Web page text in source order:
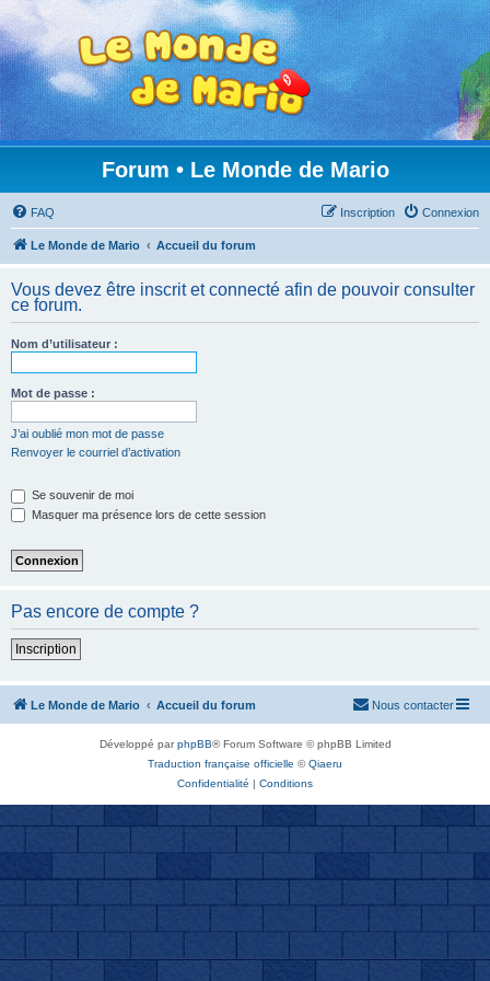
Forum • Le Monde de Mario
FAQ Connexion
Inscription
Le Monde de Mario Accueil du forum
Vous devez être inscrit et connecté afin de pouvoir consulter
ce forum.
Nom d’utilisateur :
Mot de passe :
J’ai oublié mon mot de passe
Renvoyer le courriel d’activation
Se souvenir de moi
Masquer ma présence lors de cette session
Pas encore de compte ?
Inscription
Le Monde de Mario Accueil du forum Nous contacter
Développé parphpBB® Forum Software © phpBB Limited
Traduction française officielle ©Qiaeru
Confidentialité | Conditions